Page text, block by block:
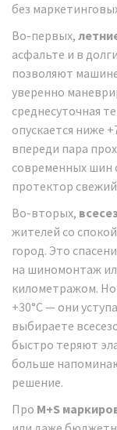
без
Во-первых,
асфальте и в
позволяют
уверенно
среднесуточная
опускается ниже
впереди пара
современных шин
протектор
Во-вторых,
жителей со
город. Это
на шиномонтаж
километражом. Но
+30°C — они
выбираете
быстро теряют
больше
решение.
Про M+S